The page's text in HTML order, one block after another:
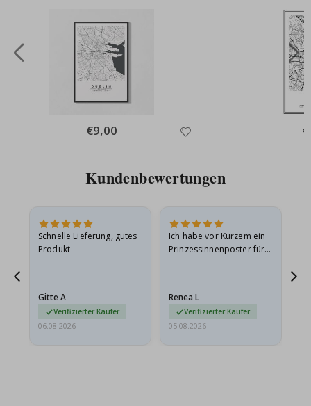
Special
Price
€9,00
Kundenbewertungen
Schnelle Lieferung, gutes
Produkt
Gitte A
Verifizierter Käufer
06.08.2026
Ich habe vor Kurzem ein
Prinzessinnenposter für
beschädigt…
Renea L
Verifizierter Käufer
05.08.2026